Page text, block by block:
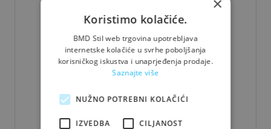
Koristimo kolačiće.
BMD Stil web trgovina upotrebljava
internetske kolačiće u svrhe poboljšanja
korisničkog iskustva i unaprjeđenja prodaje.
Saznajte više
NUŽNO POTREBNI KOLAČIĆI
IZVEDBA CILJANOST